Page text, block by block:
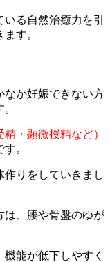
る自然治癒力を引
す。
なか妊娠できない方
・顕微授精など）
。
りをしていきまし
は、腰や骨盤のゆが
、機能が低下しやすく